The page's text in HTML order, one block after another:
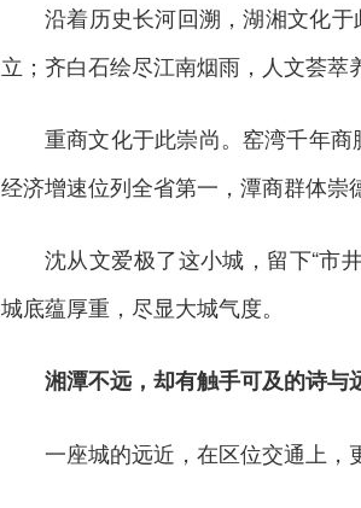
沿着历史长河回溯，湖湘文化
立；齐白石绘尽江南烟雨，人文荟萃
重商文化于此崇尚。窑湾千年
经济增速位列全省第一，潭商群体崇
沈从文爱极了这小城，留下“市
城底蕴厚重，尽显大城气度。
湘潭不远，却有触手可及的诗与
一座城的远近，在区位交通上，